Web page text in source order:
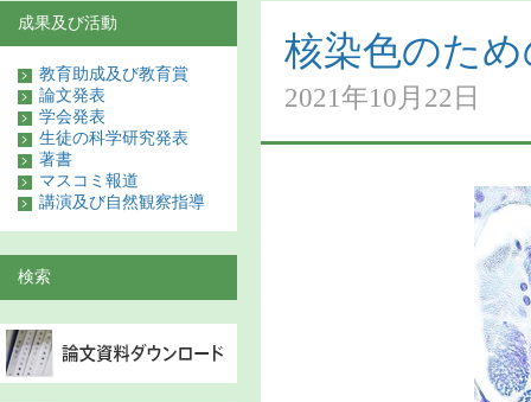
核染色のため
2021年10月22日
成果及び活動
教育助成及び教育賞
論文発表
学会発表
生徒の科学研究発表
著書
マスコミ報道
講演及び自然観察指導
検索